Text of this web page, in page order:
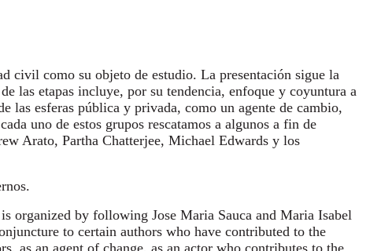
civil como su objeto de estudio. La presentación sigue la
las etapas incluye, por su tendencia, enfoque y coyuntura a
las esferas pública y privada, como un agente de cambio,
uno de estos grupos rescatamos a algunos a fin de
Arato, Partha Chatterjee, Michael Edwards y los
organized by following Jose Maria Sauca and Maria Isabel
to certain authors who have contributed to the
as an agent of change, as an actor who contributes to the